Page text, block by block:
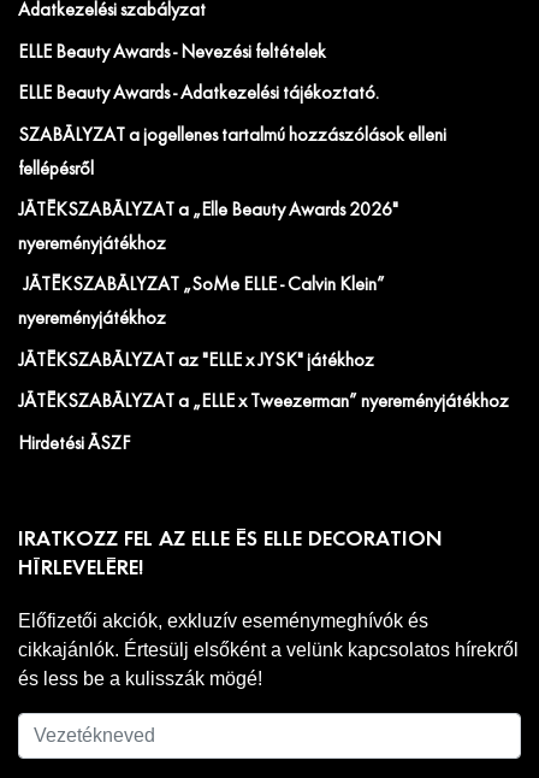
Adatkezelési szabályzat
ELLE Beauty Awards - Nevezési feltételek
ELLE Beauty Awards - Adatkezelési tájékoztató.
SZABÁLYZAT a jogellenes tartalmú hozzászólások elleni
fellépésről
JÁTÉKSZABÁLYZAT a „Elle Beauty Awards 2026"
nyereményjátékhoz
JÁTÉKSZABÁLYZAT „SoMe ELLE - Calvin Klein”
nyereményjátékhoz
JÁTÉKSZABÁLYZAT az "ELLE x JYSK" játékhoz
JÁTÉKSZABÁLYZAT a „ELLE x Tweezerman” nyereményjátékhoz
Hirdetési ÁSZF
IRATKOZZ FEL AZ ELLE ÉS ELLE DECORATION
HÍRLEVELÉRE!
Előfizetői akciók, exkluzív eseménymeghívók és
cikkajánlók. Értesülj elsőként a velünk kapcsolatos hírekről
és less be a kulisszák mögé!